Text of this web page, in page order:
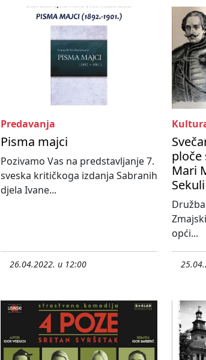
Predavanja
Pisma majci
Pozivamo Vas na predstavljanje 7.
sveska kritičkoga izdanja Sabranih
djela Ivane...
26.04.2022. u 12:00
ploče
Mari
opći...